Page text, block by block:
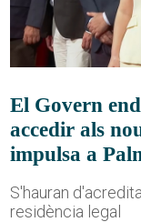
El Govern
accedir als
impulsa a
S'hauran
residència legal